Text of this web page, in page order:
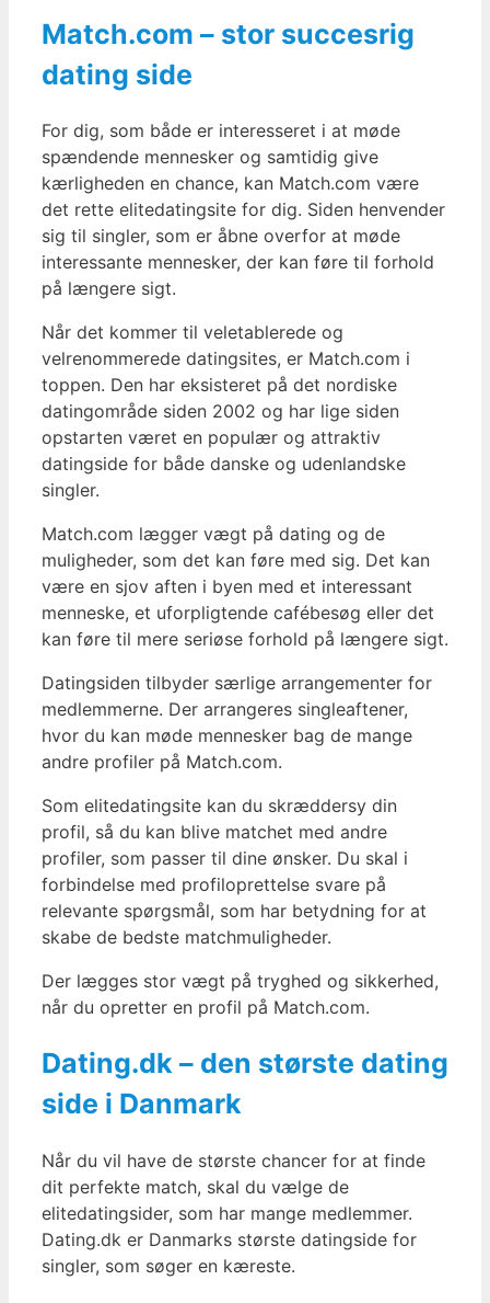
Match.com – stor succesrig
dating side
For dig, som både er interesseret i at møde
spændende mennesker og samtidig give
kærligheden en chance, kan Match.com være
det rette elitedatingsite for dig. Siden henvender
sig til singler, som er åbne overfor at møde
interessante mennesker, der kan føre til forhold
på længere sigt.
Når det kommer til veletablerede og
velrenommerede datingsites, er Match.com i
toppen. Den har eksisteret på det nordiske
datingområde siden 2002 og har lige siden
opstarten været en populær og attraktiv
datingside for både danske og udenlandske
singler.
Match.com lægger vægt på dating og de
muligheder, som det kan føre med sig. Det kan
være en sjov aften i byen med et interessant
menneske, et uforpligtende cafébesøg eller det
kan føre til mere seriøse forhold på længere sigt.
Datingsiden tilbyder særlige arrangementer for
medlemmerne. Der arrangeres singleaftener,
hvor du kan møde mennesker bag de mange
andre profiler på Match.com.
Som elitedatingsite kan du skræddersy din
profil, så du kan blive matchet med andre
profiler, som passer til dine ønsker. Du skal i
forbindelse med profiloprettelse svare på
relevante spørgsmål, som har betydning for at
skabe de bedste matchmuligheder.
Der lægges stor vægt på tryghed og sikkerhed,
når du opretter en profil på Match.com.
Dating.dk – den største dating
side i Danmark
Når du vil have de største chancer for at finde
dit perfekte match, skal du vælge de
elitedatingsider, som har mange medlemmer.
Dating.dk er Danmarks største datingside for
singler, som søger en kæreste.